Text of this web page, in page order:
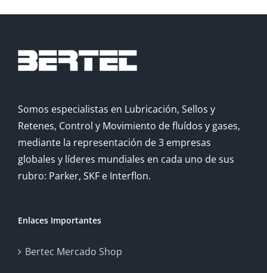
Somos especialistas en Lubricación, Sellos y
Retenes, Control y Movimiento de fluídos y gases,
mediante la representación de 3 empresas
globales y líderes mundiales en cada uno de sus
rubro: Parker, SKF e Interflon.
Enlaces Importantes
Bertec Mercado Shop